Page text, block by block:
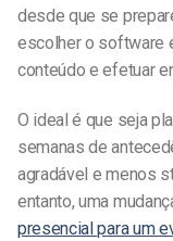
desde que se
escolher o software
conteúdo e efetuar
O ideal é que seja
semanas de
agradável e menos
entanto, uma
presencial para um